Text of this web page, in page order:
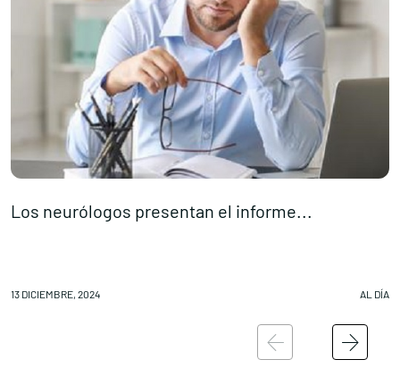
Los neurólogos presentan el informe...
13 DICIEMBRE, 2024 AL DÍA